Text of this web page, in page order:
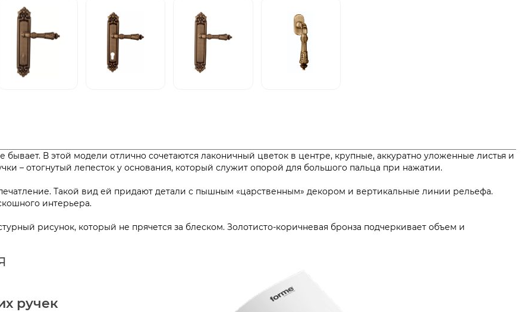
бывает. В этой модели отлично сочетаются лаконичный цветок в центре, крупные, аккуратно уложенные листья и
– отогнутый лепесток у основания, который служит опорой для большого пальца при нажатии.
Такой вид ей придают детали с пышным «царственным» декором и вертикальные линии рельефа.
интерьера.
рисунок, который не прячется за блеском. Золотисто-коричневая бронза подчеркивает объем и
ручек